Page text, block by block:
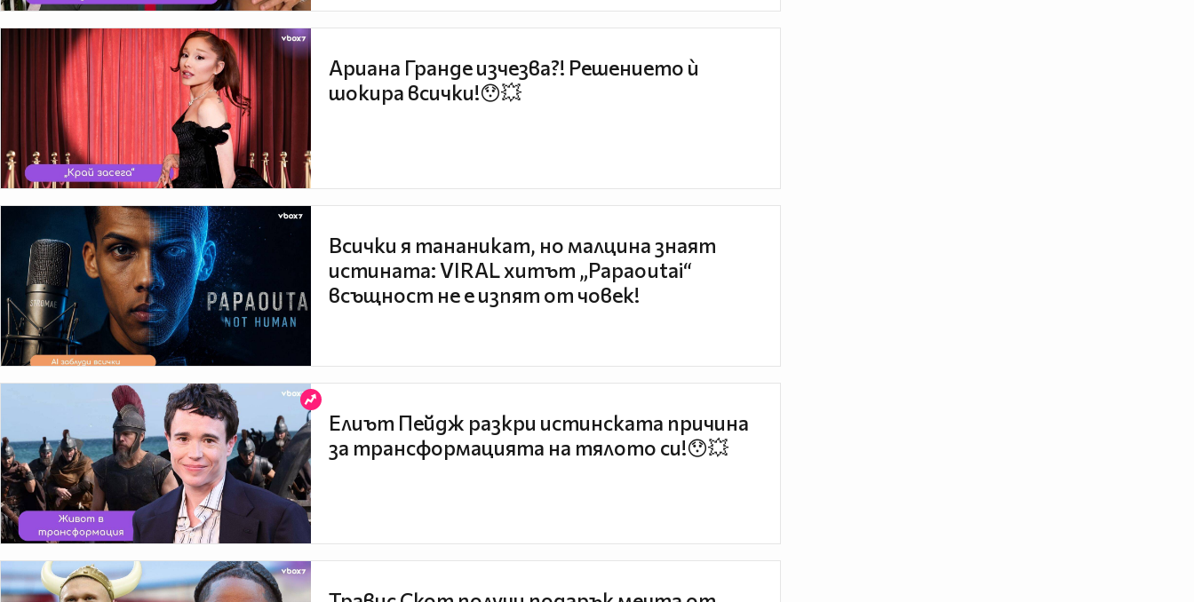
Ариана Гранде изчезва?! Решението ѝ
шокира всички!😯💥
Всички я тананикат, но малцина знаят
истината: VIRAL хитът „Papaoutai“
всъщност не е изпят от човек!
Елиът Пейдж разкри истинската причина
за трансформацията на тялото си!😯💥